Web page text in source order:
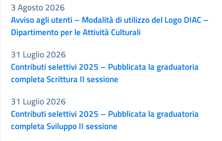
Avviso agli utenti – Modalità di utilizzo del Logo DIAC –
Dipartimento per le Attività Culturali
3 Agosto 2026
Contributi selettivi 2025 – Pubblicata la graduatoria
completa Scrittura II sessione
31 Luglio 2026
Contributi selettivi 2025 – Pubblicata la graduatoria
completa Sviluppo II sessione
31 Luglio 2026